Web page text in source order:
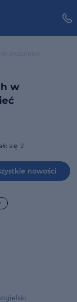
w
się: 2
nowości